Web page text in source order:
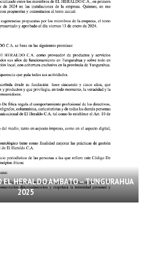
EL HERALDO AMBATO – TUNGURAHUA
2025